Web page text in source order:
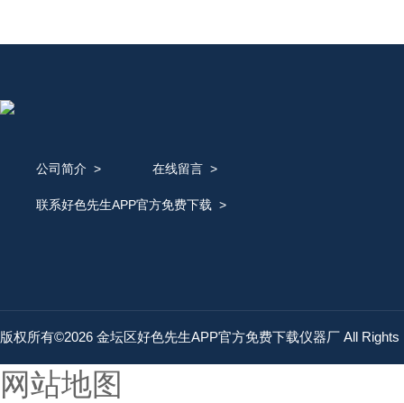
公司简介 > 在线留言>
联系好色先生APP官方免费下载 >
版权所有©2026 金坛区好色先生APP官方免费下载仪器厂 All
网站地图